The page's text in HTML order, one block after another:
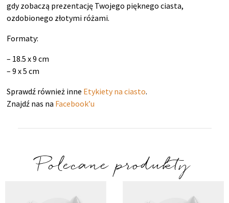
gdy zobaczą prezentację Twojego pięknego ciasta,
ozdobionego złotymi różami.
Formaty:
– 18.5 x 9 cm
– 9 x 5 cm
Sprawdź również inne Etykiety na ciasto.
Znajdź nas na Facebook’u
Polecane produkty